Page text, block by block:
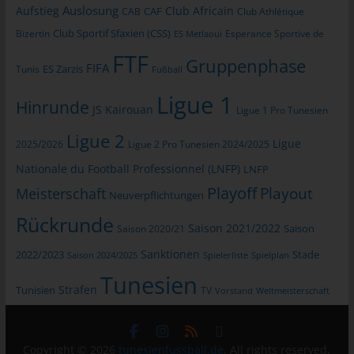
Aufstieg Auslosung CAB CAF Club Africain Club Athlétique
Bizertin Club Sportif Sfaxien (CSS) ES Metlaoui Esperance Sportive de
Tunis ES Zarzis FIFA FTF Fußball Gruppenphase
Hinrunde JS Kairouan Ligue 1 Ligue 1 Pro Tunesien
2025/2026 Ligue 2 Ligue 2 Pro Tunesien 2024/2025 Ligue
Nationale du Football Professionnel (LNFP) LNFP
Meisterschaft Neuverpflichtungen Playoff Playout
Rückrunde Saison 2020/21 Saison 2021/2022 Saison
2022/2023 Saison 2024/2025 Sanktionen Spielerliste Spielplan Stade
Tunisien Strafen Tunesien TV Vorstand Weltmeisterschaft
tunesienfussball.de
informationstechnologischen Systeme und der Technik unserer
Internetseite zu gewährleisten sowie (4) um
Strafverfolgung notwendigen Informationen bereitzustellen.
durch uns daher einerseits statistisch und ferner mit dem Ziel
ausgewertet, den Datenschutz und die Datensicherheit in
unserem Unternehmen zu erhöhen, um letztlich ein optimales
Schutzniveau für die von uns verarbeiteten personenbezogenen
Daten sicherzustellen. Die anonymen Daten der Server-Logfiles
werden getrennt von allen durch eine betroffene Person
angegebenen personenbezogenen Daten gespeichert.
Internetseite des für die Verarbeitung Verantwortlichen unter
Angabe von personenbezogenen Daten zu registrieren. Welche
personenbezogenen Daten dabei an den für die Verarbeitung
Verantwortlichen übermittelt werden, ergibt sich aus der